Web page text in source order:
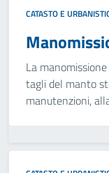
CATASTO E
La
tagli del manto
manutenzioni,